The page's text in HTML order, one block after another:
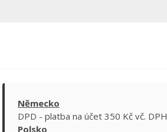
Německo
DPD - platba na účet 350 Kč vč. DPH
Polsko